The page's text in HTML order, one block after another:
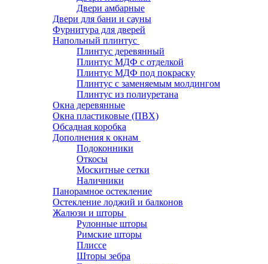
Двери амбарные
Двери для бани и сауны
Фурнитура для дверей
Напольный плинтус
Плинтус деревянный
Плинтус МДФ с отделкой
Плинтус МДФ под покраску
Плинтус с заменяемым молдингом
Плинтус из полиуретана
Окна деревянные
Окна пластиковые (ПВХ)
Обсадная коробка
Дополнения к окнам
Подоконники
Откосы
Москитные сетки
Наличники
Панорамное остекление
Остекление лоджий и балконов
Жалюзи и шторы
Рулонные шторы
Римские шторы
Плиссе
Шторы зебра